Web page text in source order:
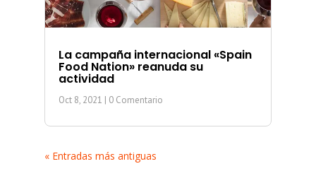
La campaña internacional «Spain
Food Nation» reanuda su
actividad
Oct 8, 2021 | 0 Comentario
« Entradas más antiguas